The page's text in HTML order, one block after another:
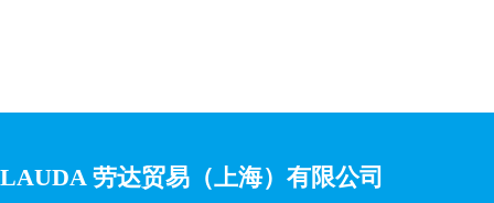
LAUDA 劳达贸易（上海）有限公司